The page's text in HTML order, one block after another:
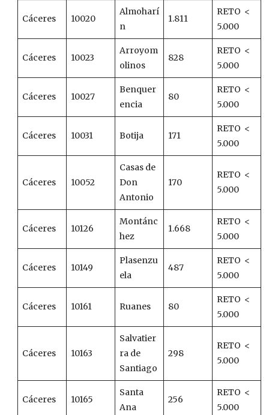
Cáceres 10020
Almoharí
n
1.811
RETO <
5.000
Cáceres 10023
Arroyom
olinos
828
RETO <
5.000
Cáceres 10027
Benquer
encia
80
RETO <
5.000
Cáceres 10031 Botija 171
RETO <
5.000
Cáceres 10052
Casas de
Don
Antonio
170
RETO <
5.000
Cáceres 10126
Montánc
hez
1.668
RETO <
5.000
Cáceres 10149
Plasenzu
ela
487
RETO <
5.000
Cáceres 10161 Ruanes 80
RETO <
5.000
Cáceres 10163
Salvatier
ra de
Santiago
298
RETO <
5.000
Cáceres 10165
Santa
Ana
256
RETO <
5.000